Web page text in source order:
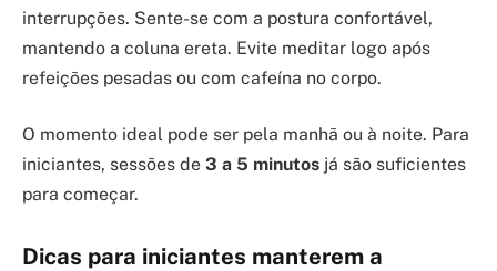
interrupções. Sente-se com a postura confortável,
mantendo a coluna ereta. Evite meditar logo após
refeições pesadas ou com cafeína no corpo.
O momento ideal pode ser pela manhã ou à noite. Para
iniciantes, sessões de 3 a 5 minutos já são suficientes
para começar.
Dicas para iniciantes manterem a